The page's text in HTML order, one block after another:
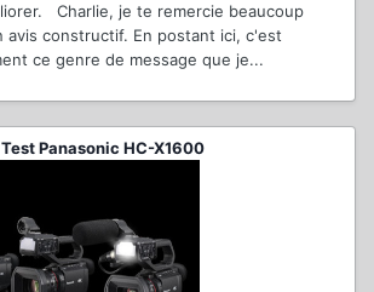
Charlie, je te remercie beaucoup
avis constructif. En postant ici, c'est
ce genre de message que je...
Test Panasonic HC-X1600